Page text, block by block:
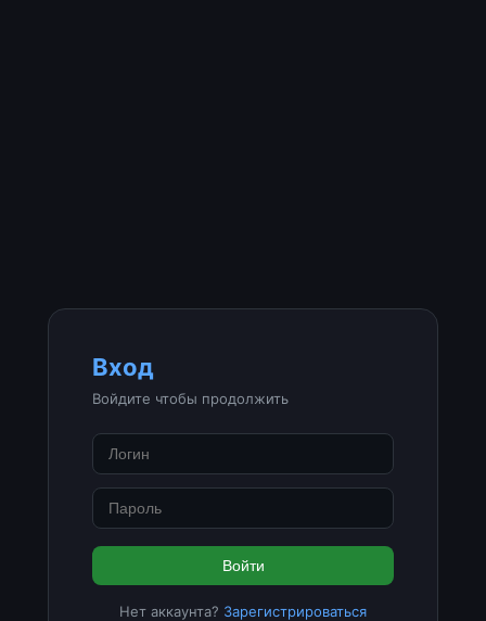
Вход
Войдите чтобы продолжить
Войти
Нет аккаунта? Зарегистрироваться